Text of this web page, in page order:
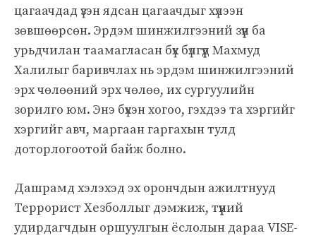
цагаачдад үзэн ядсан цагаачдыг хүлээн
зөвшөөрсөн. Эрдэм шинжилгээний зүүн ба
урьдчилан таамагласан бүх бүлгүүд Махмуд
Халилыг баривчлах нь эрдэм шинжилгээний
эрх чөлөөний эрх чөлөө, их сургуулийн
зорилго юм. Энэ бүхэн хогоо, гэхдээ та хэргийг
хэргийг авч, маргаан гаргахын тулд
доторлогоотой байж болно.
Дашрамд хэлэхэд эх орончдын ажилтнууд
Террорист Хезболлыг дэмжиж, түүний
удирдагчдын оршуулгын ёслолын дараа VISE-